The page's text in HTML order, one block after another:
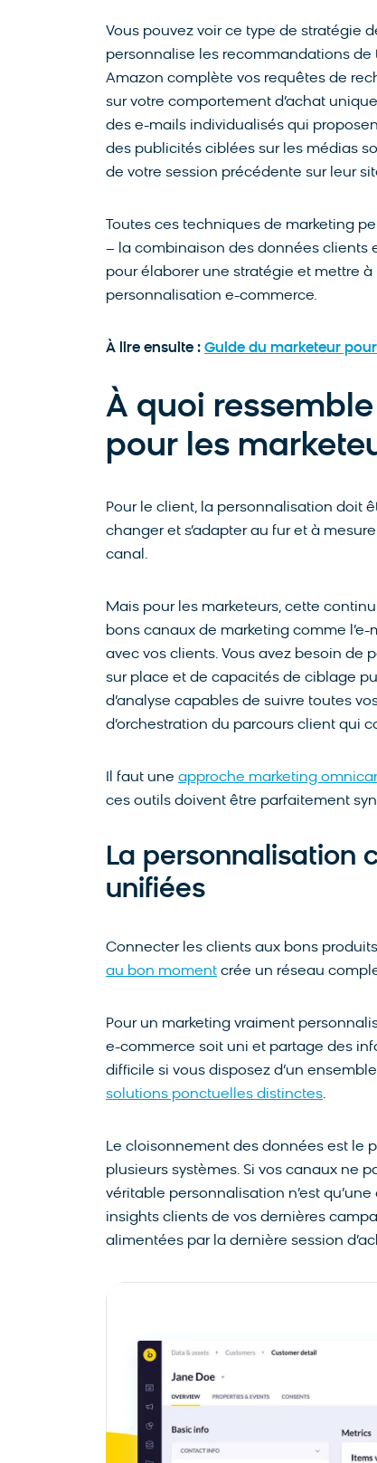
Vous pouvez voir ce type de stratégie
personnalise les recommandations de
Amazon complète vos requêtes de
sur votre comportement d’achat
des e-mails individualisés qui
des publicités ciblées sur les médias
de votre session précédente sur leur
Toutes ces techniques de marketing
– la combinaison des données clients
pour élaborer une stratégie et mettre
personnalisation e-commerce.
À lire ensuite : Guide du marketeur
À quoi
pour les
Pour le client, la personnalisation doit
changer et s’adapter au fur et à
canal.
Mais pour les marketeurs, cette
bons canaux de marketing comme
avec vos clients. Vous avez besoin de
sur place et de capacités de ciblage
d’analyse capables de suivre toutes
d’orchestration du parcours client qui
Il faut une approche marketing
ces outils doivent être parfaitement
La personnalisation
unifiées
Connecter les clients aux bons
au bon moment crée un réseau
Pour un marketing vraiment
e-commerce soit uni et partage des
difficile si vous disposez d’un
solutions ponctuelles distinctes.
Le cloisonnement des données est le
plusieurs systèmes. Si vos canaux ne
véritable personnalisation n’est
insights clients de vos dernières
alimentées par la dernière session